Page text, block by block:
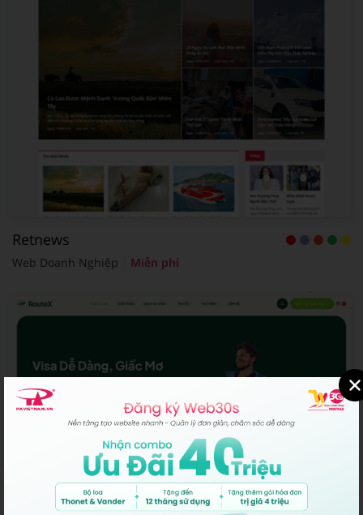
Retnews
Web Doanh Nghiệp Miễn phí